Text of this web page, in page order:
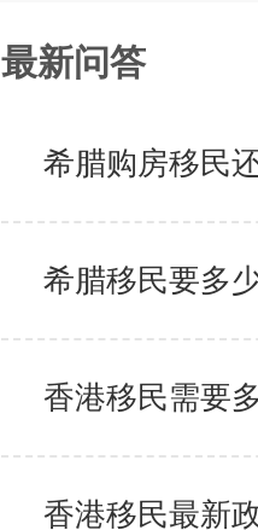
最新问答
希腊购房移民